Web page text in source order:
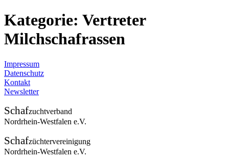
Kategorie: Vertreter
Milchschafrassen
Impressum
Datenschutz
Kontakt
Newsletter
Schafzuchtverband
Nordrhein-Westfalen e.V.
Schafzüchtervereinigung
Nordrhein-Westfalen e.V.